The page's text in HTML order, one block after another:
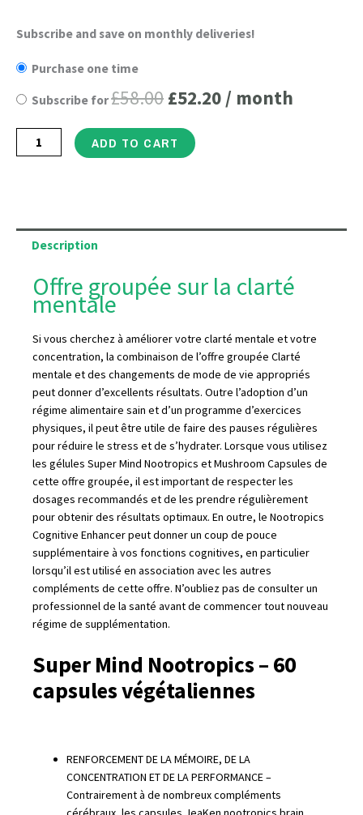
Subscribe and save on monthly deliveries!
Purchase one time
Subscribe for£58.00
Original
was:
£58.00.
£52.20
Current
is:
/ month
Offre
sur
la
mentale
ADD TO CART
Description
Offre groupée sur la clarté
mentale
Si vous cherchez à améliorer votre clarté mentale et votre
concentration, la combinaison de l’offre groupée Clarté
mentale et des changements de mode de vie appropriés
peut donner d’excellents résultats. Outre l’adoption d’un
régime alimentaire sain et d’un programme d’exercices
physiques, il peut être utile de faire des pauses régulières
pour réduire le stress et de s’hydrater. Lorsque vous utilisez
les gélules Super Mind Nootropics et Mushroom Capsules de
cette offre groupée, il est important de respecter les
dosages recommandés et de les prendre régulièrement
pour obtenir des résultats optimaux. En outre, le Nootropics
Cognitive Enhancer peut donner un coup de pouce
supplémentaire à vos fonctions cognitives, en particulier
lorsqu’il est utilisé en association avec les autres
compléments de cette offre. N’oubliez pas de consulter un
professionnel de la santé avant de commencer tout nouveau
régime de supplémentation.
Super Mind Nootropics – 60
capsules végétaliennes
RENFORCEMENT DE LA MÉMOIRE, DE LA
CONCENTRATION ET DE LA PERFORMANCE –
Contrairement à de nombreux compléments